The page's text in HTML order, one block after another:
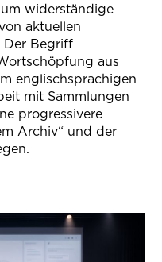
widerständige
aktuellen
Der Begriff
aus
englischsprachigen
mit Sammlungen
progressivere
Archiv“ und der